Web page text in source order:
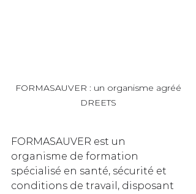
DREETS
FORMASAUVER est un
organisme de formation
spécialisé en santé, sécurité et
conditions de travail, disposant